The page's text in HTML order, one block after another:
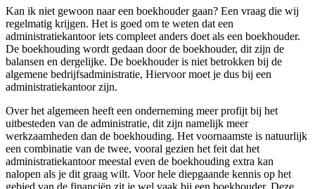
Kan ik niet gewoon naar een boekhouder gaan? Een vraag die wij
regelmatig krijgen. Het is goed om te weten dat een
administratiekantoor iets compleet anders doet als een boekhouder.
De boekhouding wordt gedaan door de boekhouder, dit zijn de
balansen en dergelijke. De boekhouder is niet betrokken bij de
algemene bedrijfsadministratie, Hiervoor moet je dus bij een
administratiekantoor zijn.
Over het algemeen heeft een onderneming meer profijt bij het
uitbesteden van de administratie, dit zijn namelijk meer
werkzaamheden dan de boekhouding. Het voornaamste is natuurlijk
een combinatie van de twee, vooral gezien het feit dat het
administratiekantoor meestal even de boekhouding extra kan
nalopen als je dit graag wilt. Voor hele diepgaande kennis op het